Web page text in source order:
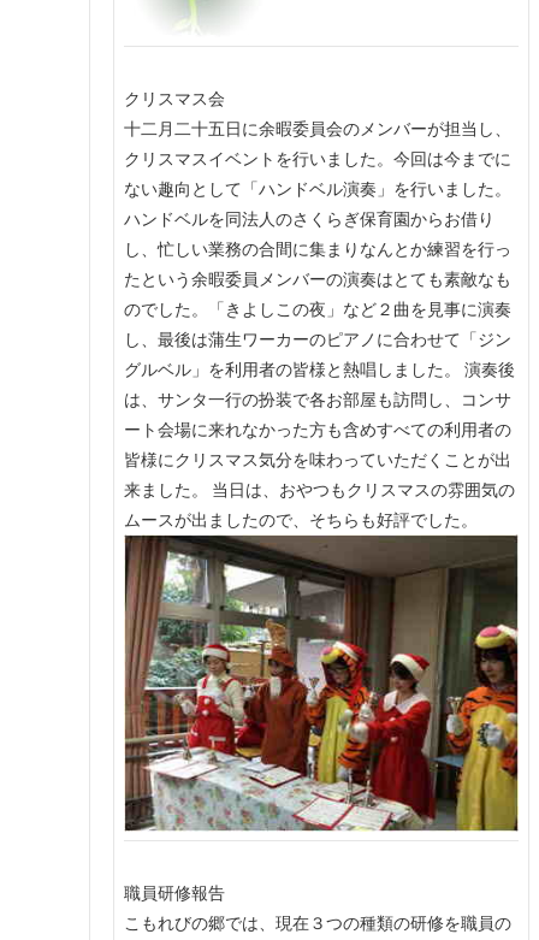
クリスマス会
十二月二十五日に余暇委員会のメンバーが担当し、
クリスマスイベントを行いました。今回は今までに
ない趣向として「ハンドベル演奏」を行いました。
ハンドベルを同法人のさくらぎ保育園からお借り
し、忙しい業務の合間に集まりなんとか練習を行っ
たという余暇委員メンバーの演奏はとても素敵なも
のでした。「きよしこの夜」など２曲を見事に演奏
し、最後は蒲生ワーカーのピアノに合わせて「ジン
グルベル」を利用者の皆様と熱唱しました。 演奏後
は、サンタ一行の扮装で各お部屋も訪問し、コンサ
ート会場に来れなかった方も含めすべての利用者の
皆様にクリスマス気分を味わっていただくことが出
来ました。 当日は、おやつもクリスマスの雰囲気の
ムースが出ましたので、そちらも好評でした。
職員研修報告
こもれびの郷では、現在３つの種類の研修を職員の